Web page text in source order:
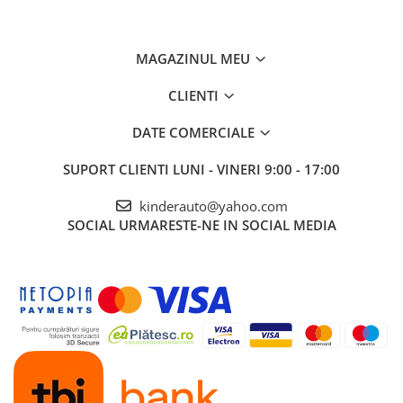
Dimensiunile produsul montat 100 x 124 x 62
GARANTIE 24 Luni
GRATUIT
SERVICEsiPOST-Garantie
MAGAZINUL MEU
CLIENTI
DATE COMERCIALE
SUPORT CLIENTI LUNI - VINERI 9:00 - 17:00
kinderauto@yahoo.com
SOCIAL URMARESTE-NE IN SOCIAL MEDIA